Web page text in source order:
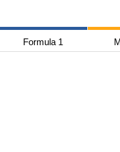
Formula 1